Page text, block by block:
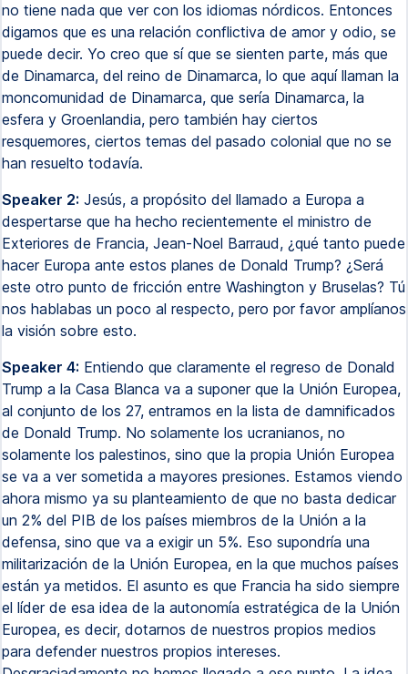
no tiene nada que ver con los idiomas nórdicos. Entonces
digamos que es una relación conflictiva de amor y odio, se
puede decir. Yo creo que sí que se sienten parte, más que
de Dinamarca, del reino de Dinamarca, lo que aquí llaman la
moncomunidad de Dinamarca, que sería Dinamarca, la
esfera y Groenlandia, pero también hay ciertos
resquemores, ciertos temas del pasado colonial que no se
han resuelto todavía.
Speaker 2: Jesús, a propósito del llamado a Europa a
despertarse que ha hecho recientemente el ministro de
Exteriores de Francia, Jean-Noel Barraud, ¿qué tanto puede
hacer Europa ante estos planes de Donald Trump? ¿Será
este otro punto de fricción entre Washington y Bruselas? Tú
nos hablabas un poco al respecto, pero por favor amplíanos
la visión sobre esto.
Speaker 4: Entiendo que claramente el regreso de Donald
Trump a la Casa Blanca va a suponer que la Unión Europea,
al conjunto de los 27, entramos en la lista de damnificados
de Donald Trump. No solamente los ucranianos, no
solamente los palestinos, sino que la propia Unión Europea
se va a ver sometida a mayores presiones. Estamos viendo
ahora mismo ya su planteamiento de que no basta dedicar
un 2% del PIB de los países miembros de la Unión a la
defensa, sino que va a exigir un 5%. Eso supondría una
militarización de la Unión Europea, en la que muchos países
están ya metidos. El asunto es que Francia ha sido siempre
el líder de esa idea de la autonomía estratégica de la Unión
Europea, es decir, dotarnos de nuestros propios medios
para defender nuestros propios intereses.